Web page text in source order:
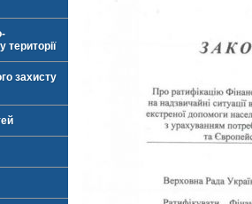
території
захисту